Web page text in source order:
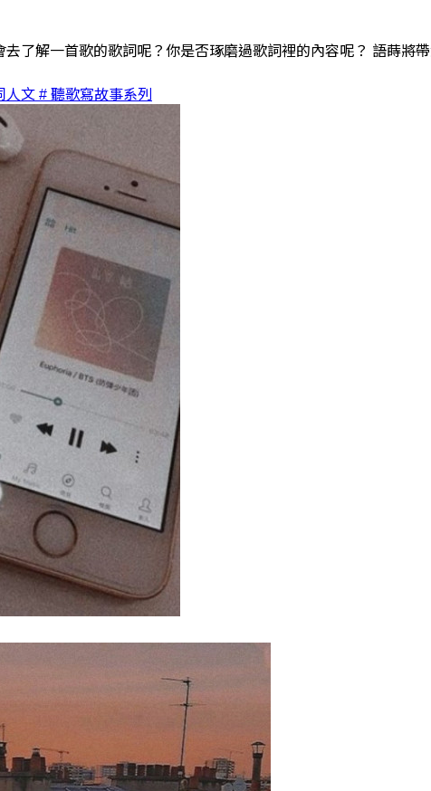
了解一首歌的歌詞呢？你是否琢磨過歌詞裡的內容呢？ 語蒔將
人文 # 聽歌寫故事系列